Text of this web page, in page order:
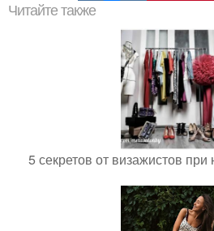
Читайте также
5 секретов от визажистов